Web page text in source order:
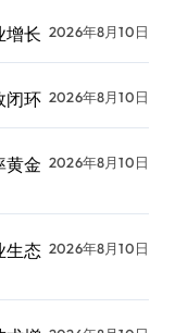
增长 2026年8月10日
闭环 2026年8月10日
黄金 2026年8月10日
生态 2026年8月10日